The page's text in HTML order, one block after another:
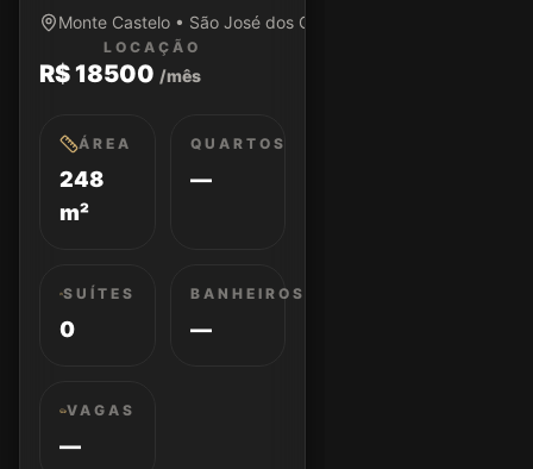
Monte Castelo • São José dos Campos/SP
LOCAÇÃO
R$ 18500 /mês
ÁREA
248
m²
QUARTOS
—
SUÍTES
0
BANHEIROS
—
VAGAS
—